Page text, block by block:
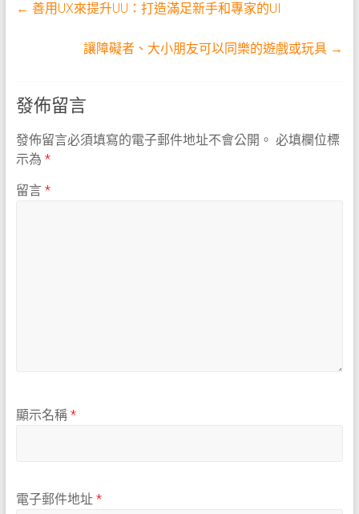
← 善用UX來提升UU：打造滿足新手和專家的UI
讓障礙者、大小朋友可以同樂的遊戲或玩具 →
發佈留言
發佈留言必須填寫的電子郵件地址不會公開。 必填欄位標
示為 *
留言 *
顯示名稱 *
電子郵件地址 *